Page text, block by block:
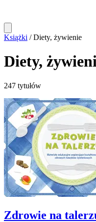
Książki / Diety, żywienie
Diety,
247 tytułów
Zdrowie na